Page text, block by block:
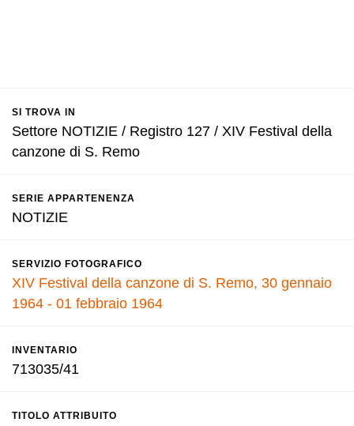
SI TROVA IN
Settore NOTIZIE / Registro 127 / XIV Festival della
canzone di S. Remo
SERIE APPARTENENZA
NOTIZIE
SERVIZIO FOTOGRAFICO
XIV Festival della canzone di S. Remo, 30 gennaio
1964 - 01 febbraio 1964
INVENTARIO
713035/41
TITOLO ATTRIBUITO